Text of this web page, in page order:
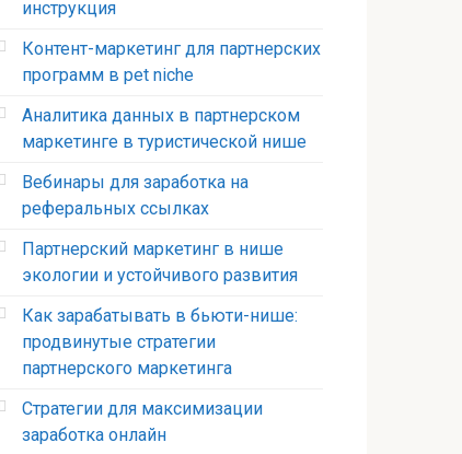
инструкция
Контент-маркетинг для партнерских
программ в pet niche
Аналитика данных в партнерском
маркетинге в туристической нише
Вебинары для заработка на
реферальных ссылках
Партнерский маркетинг в нише
экологии и устойчивого развития
Как зарабатывать в бьюти-нише:
продвинутые стратегии
партнерского маркетинга
Стратегии для максимизации
заработка онлайн